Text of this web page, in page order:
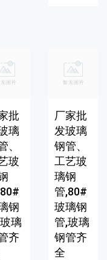
批
璃
、
玻
钢
璃
齐
厂家批
发玻璃
钢管、
工艺玻
璃钢
管,80#
玻璃钢
管,玻璃
钢管齐
全